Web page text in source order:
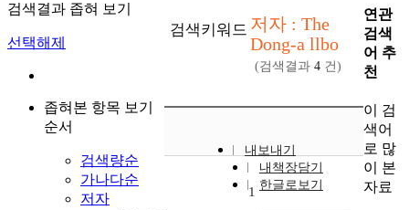
검색결과 좁혀 보기
선택해제
좁혀본 항목 보기
순서
검색량순
가나다순
저자
검색키워드 저자 : The
Dong-a llbo
(검색결과 4 건)
내보내기
내책장담기
한글로보기
1
연관
검색
어 추
천
이 검
색어
로 많
이 본
자료